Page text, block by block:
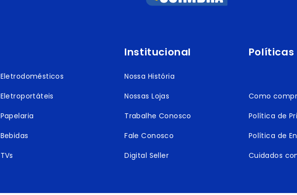
Eletrodomésticos
Eletroportáteis
Papelaria
Bebidas
TVs
Institucional
Nossa História
Nossas Lojas
Trabalhe Conosco
Fale Conosco
Digital Seller
Políticas
Como
Política de
Política de
Cuidados